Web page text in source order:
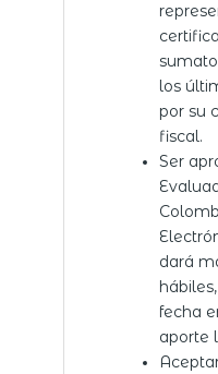
los
por su
fiscal.
Ser
dará
fecha
aporte